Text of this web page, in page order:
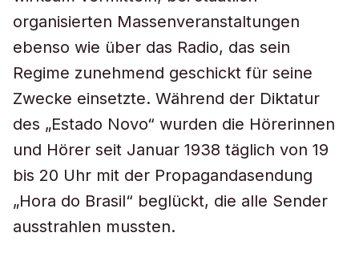
organisierten Massenveranstaltungen
ebenso wie über das Radio, das sein
Regime zunehmend geschickt für seine
Zwecke einsetzte. Während der Diktatur
des „Estado Novo“ wurden die Hörerinnen
und Hörer seit Januar 1938 täglich von 19
bis 20 Uhr mit der Propagandasendung
„Hora do Brasil“ beglückt, die alle Sender
ausstrahlen mussten.